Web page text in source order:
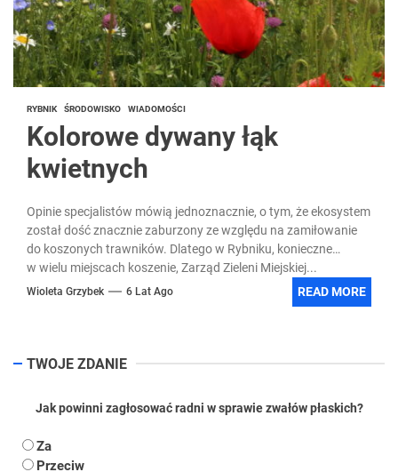
RYBNIK ŚRODOWISKO WIADOMOŚCI
Kolorowe dywany łąk
kwietnych
Opinie specjalistów mówią jednoznacznie, o tym, że ekosystem
został dość znacznie zaburzony ze względu na zamiłowanie
do koszonych trawników. Dlatego w Rybniku, konieczne
w wielu miejscach koszenie, Zarząd Zieleni Miejskiej...
Wioleta Grzybek 6 Lat Ago READ MORE
TWOJE ZDANIE
Jak powinni zagłosować radni w sprawie zwałów płaskich?
Za
Przeciw